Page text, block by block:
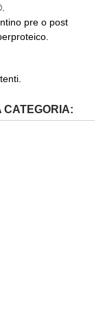
pre o post
CATEGORIA: